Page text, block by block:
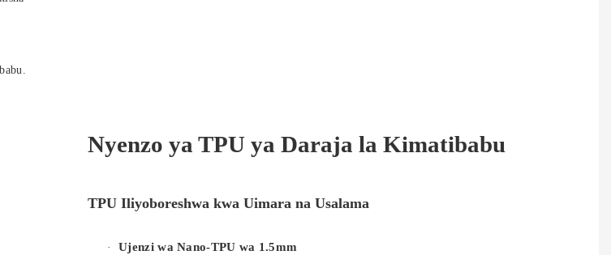
Nyenzo ya TPU ya Daraja la Kimatibabu
TPU Iliyoboreshwa kwa Uimara na Usalama
· Ujenzi wa Nano-TPU wa 1.5mm